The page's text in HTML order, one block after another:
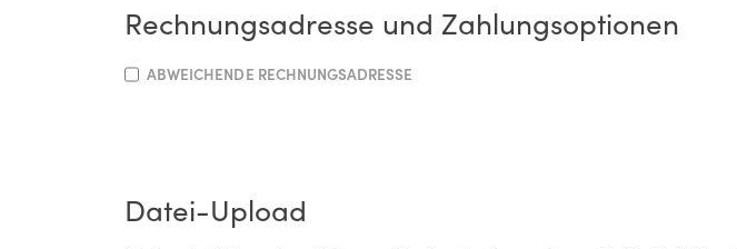
Rechnungsadresse und Zahlungsoptionen
ABWEICHENDE RECHNUNGSADRESSE
Datei-Upload